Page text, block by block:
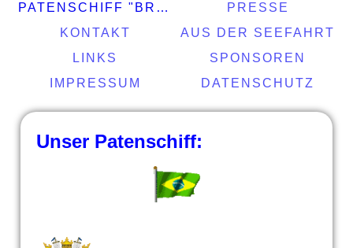
PATENSCHIFF "BRASIL"
PRESSE
KONTAKT
AUS DER SEEFAHRT
LINKS
SPONSOREN
IMPRESSUM
DATENSCHUTZ
Unser Patenschiff: